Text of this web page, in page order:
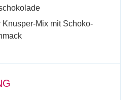
Knusper-Mix mit Schoko-